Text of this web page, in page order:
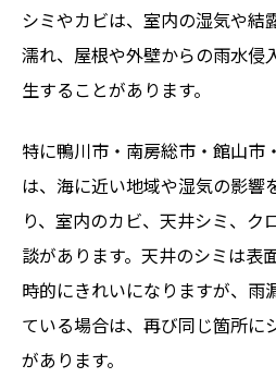
シミやカビは、室内の湿気や結
濡れ、屋根や外壁からの雨水侵
生することがあります。
特に鴨川市・南房総市・館山市
は、海に近い地域や湿気の影響
り、室内のカビ、天井シミ、ク
談があります。天井のシミは表
時的にきれいになりますが、雨
ている場合は、再び同じ箇所に
があります。